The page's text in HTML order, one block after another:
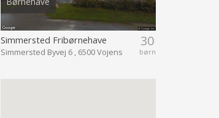
30
børn
Simmersted Fribørnehave
Simmersted Byvej 6 , 6500 Vojens